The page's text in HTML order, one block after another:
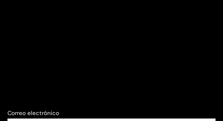
Correo electrónico